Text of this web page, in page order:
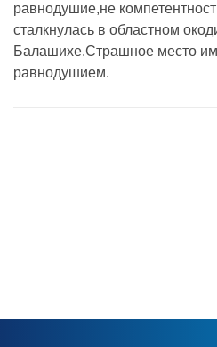
равнодушие,не
сталкнулась в областном
Балашихе.Страшное место
равнодушием.